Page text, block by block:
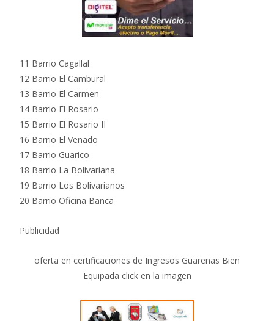
11 Barrio Cagallal
12 Barrio El Cambural
13 Barrio El Carmen
14 Barrio El Rosario
15 Barrio El Rosario II
16 Barrio El Venado
17 Barrio Guarico
18 Barrio La Bolivariana
19 Barrio Los Bolivarianos
20 Barrio Oficina Banca
Publicidad
oferta en certificaciones de Ingresos Guarenas Bien
Equipada click en la imagen